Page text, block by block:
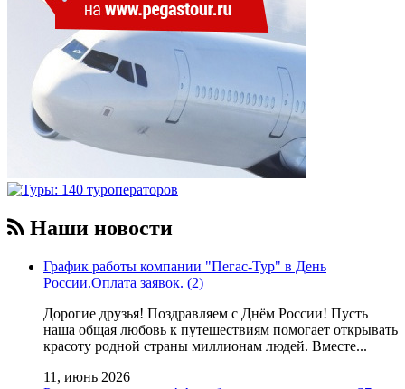
Наши новости
График работы компании "Пегас-Тур" в День
России.Оплата заявок. (2)
Дорогие друзья! Поздравляем с Днём России! Пусть
наша общая любовь к путешествиям помогает открывать
красоту родной страны миллионам людей. Вместе...
11, июнь 2026